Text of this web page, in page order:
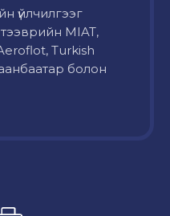
үйлчилгээг
MIAT,
Turkish
болон